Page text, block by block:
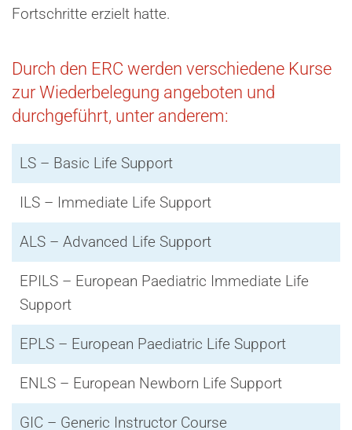
Fortschritte erzielt hatte.
Durch den ERC werden verschiedene Kurse
zur Wiederbelegung angeboten und
durchgeführt, unter anderem:
LS – Basic Life Support
ILS – Immediate Life Support
ALS – Advanced Life Support
EPILS – European Paediatric Immediate Life
Support
EPLS – European Paediatric Life Support
ENLS – European Newborn Life Support
GIC – Generic Instructor Course